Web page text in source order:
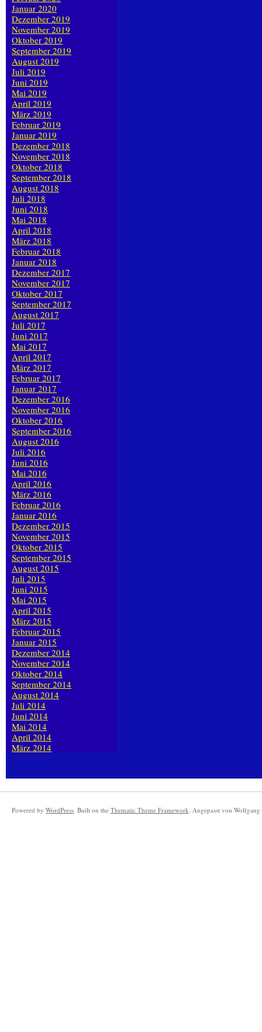
Januar 2020
Dezember 2019
November 2019
Oktober 2019
September 2019
August 2019
Juli 2019
Juni 2019
Mai 2019
April 2019
März 2019
Februar 2019
Januar 2019
Dezember 2018
November 2018
Oktober 2018
September 2018
August 2018
Juli 2018
Juni 2018
Mai 2018
April 2018
März 2018
Februar 2018
Januar 2018
Dezember 2017
November 2017
Oktober 2017
September 2017
August 2017
Juli 2017
Juni 2017
Mai 2017
April 2017
März 2017
Februar 2017
Januar 2017
Dezember 2016
November 2016
Oktober 2016
September 2016
August 2016
Juli 2016
Juni 2016
Mai 2016
April 2016
März 2016
Februar 2016
Januar 2016
Dezember 2015
November 2015
Oktober 2015
September 2015
August 2015
Juli 2015
Juni 2015
Mai 2015
April 2015
März 2015
Februar 2015
Januar 2015
Dezember 2014
November 2014
Oktober 2014
September 2014
August 2014
Juli 2014
Juni 2014
Mai 2014
April 2014
März 2014
Powered by WordPress. Built on the Thematic Theme Framework. Angepasst von